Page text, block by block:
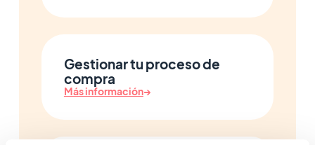
Gestionar tu proceso de
compra
Más información→